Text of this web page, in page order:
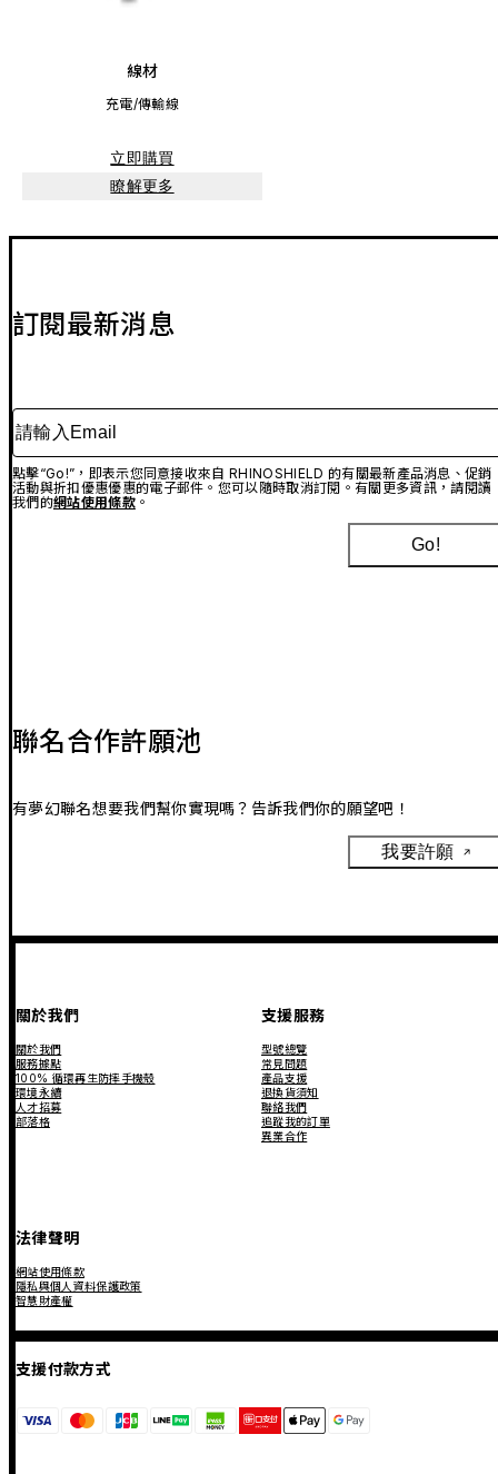
線材
充電/傳輸線
立即購買
瞭解更多
訂閱最新消息
請輸入Email
點擊“Go!”，即表示您同意接收來自 RHINOSHIELD 的有關最新產品消息、促銷
活動與折扣優惠優惠的電子郵件。您可以隨時取消訂閱。有關更多資訊，請閱讀
我們的網站使用條款。
Go!
聯名合作許願池
有夢幻聯名想要我們幫你實現嗎？告訴我們你的願望吧！
我要許願
關於我們
關於我們
服務據點
100% 循環再生防摔手機殼
環境永續
人才招募
部落格
支援服務
型號總覽
常見問題
產品支援
退換貨須知
聯絡我們
追蹤我的訂單
異業合作
法律聲明
網站使用條款
隱私與個人資料保護政策
智慧財產權
支援付款方式